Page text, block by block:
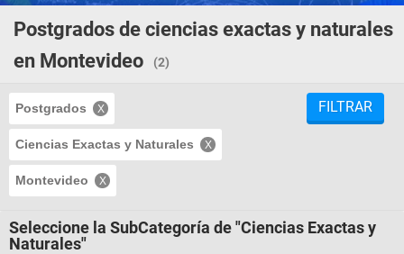
Postgrados de ciencias exactas y naturales
en Montevideo
(2)
Postgrados
Ciencias Exactas y Naturales
Montevideo
FILTRAR
Seleccione la SubCategoría de "Ciencias Exactas y
Naturales"